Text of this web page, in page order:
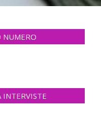
NUMERO
INTERVISTE